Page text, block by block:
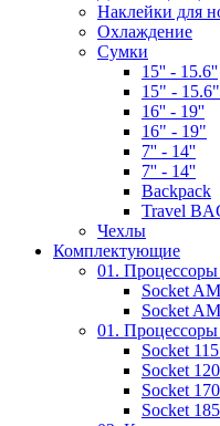
Наклейки для
Охлаждение
Сумки
15'' - 15.6''
15" - 15.6"
16'' - 19''
16" - 19"
7'' - 14''
7'' - 14''
Backpack
Travel
Чехлы
Комплектующие
01.
Socket
Socket
01. Процессоры
Socket
Socket
Socket
Socket